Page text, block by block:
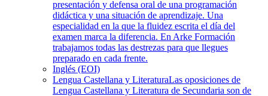
presentación y defensa oral de una programación
didáctica y una situación de aprendizaje. Una
especialidad en la que la fluidez escrita el día del
examen marca la diferencia. En Arke Formación
trabajamos todas las destrezas para que llegues
preparado en cada frente.
Inglés (EOI)
Lengua Castellana y LiteraturaLas oposiciones de
Lengua Castellana y Literatura de Secundaria son de